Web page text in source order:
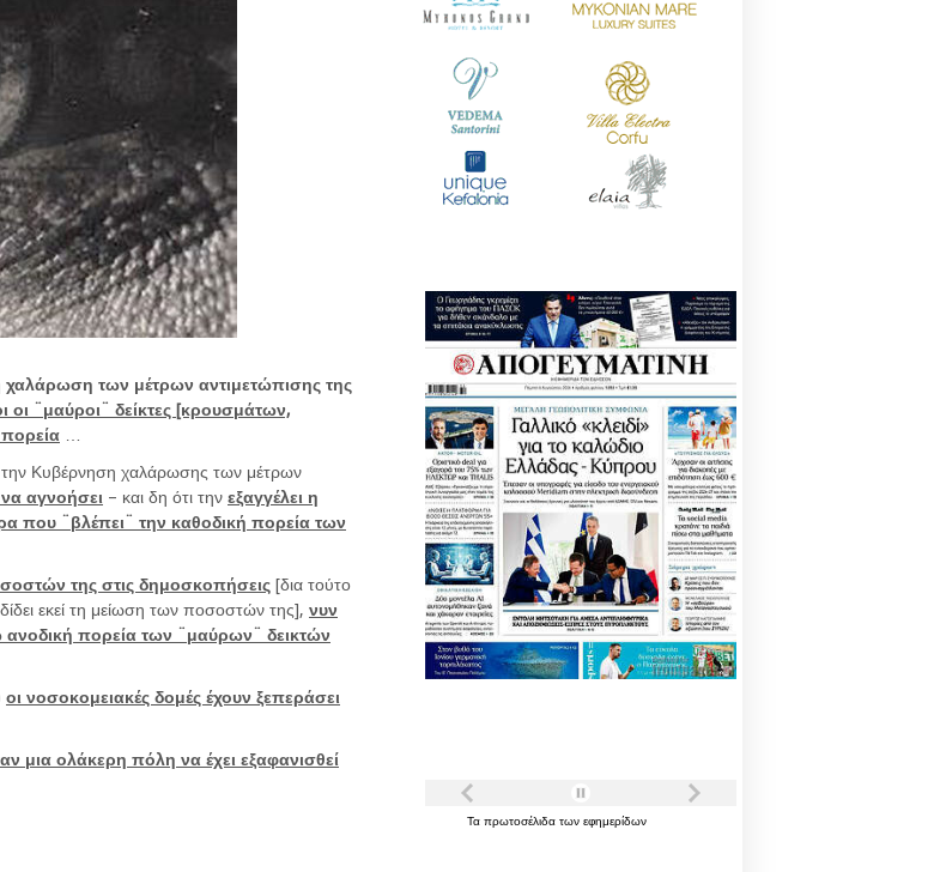
χαλάρωση των μέτρων αντιμετώπισης της
οι ¨μαύροι¨ δείκτες [κρουσμάτων,
την Κυβέρνηση χαλάρωσης των μέτρων
να αγνοήσει – και δη ότι την εξαγγέλει η
που ¨βλέπει¨ την καθοδική πορεία των
της στις δημοσκοπήσεις [δια τούτο
εκεί τη μείωση των ποσοστών της], νυν
ανοδική πορεία των ¨μαύρων¨ δεικτών
οι νοσοκομειακές δομές έχουν ξεπεράσει
μια ολάκερη πόλη να έχει εξαφανισθεί
Τα πρωτοσέλιδα των εφημερίδων